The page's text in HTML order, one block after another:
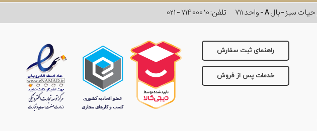
تلفن:۰۲۱ - ۷۱۴ ۰۰۰ ۱۰
راهنمای ثبت سفارش
خدمات پس از فروش